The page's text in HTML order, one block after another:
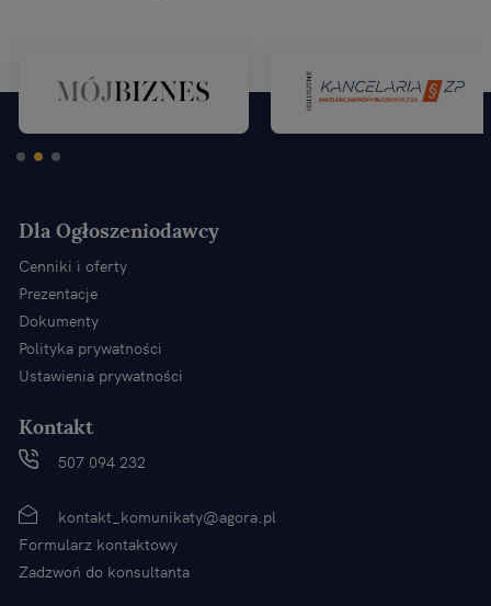
Dla Ogłoszeniodawcy
Cenniki i oferty
Prezentacje
Dokumenty
Polityka prywatności
Ustawienia prywatności
Kontakt
507 094 232
kontakt_komunikaty@agora.pl
Formularz kontaktowy
Zadzwoń do konsultanta